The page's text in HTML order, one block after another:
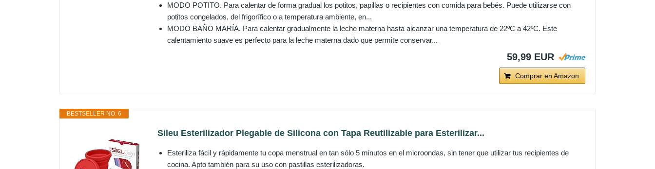
MODO POTITO. Para calentar de forma gradual los potitos, papillas o recipientes con comida para bebés. Puede utilizarse con
potitos congelados, del frigorífico o a temperatura ambiente, en...
MODO BAÑO MARÍA. Para calentar gradualmente la leche materna hasta alcanzar una temperatura de 22ºC a 42ºC. Este
calentamiento suave es perfecto para la leche materna dado que permite conservar...
59,99 EUR
Comprar en Amazon
BESTSELLER NO. 6
Sileu Esterilizador Plegable de Silicona con Tapa Reutilizable para Esterilizar...
Esteriliza fácil y rápidamente tu copa menstrual en tan sólo 5 minutos en el microondas, sin tener que utilizar tus recipientes de
cocina. Apto también para su uso con pastillas esterilizadoras.